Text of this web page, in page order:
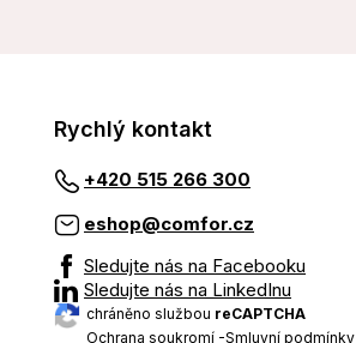
Rychlý kontakt
+420 515 266 300
eshop@comfor.cz
Sledujte nás na Facebooku
Sledujte nás na LinkedInu
chráněno službou reCAPTCHA
Ochrana soukromí -Smluvní podmínky